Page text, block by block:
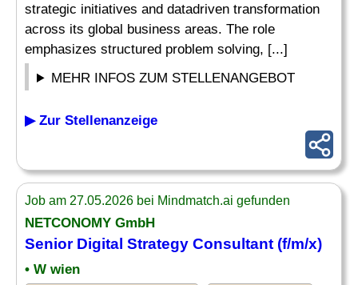
strategic initiatives and datadriven transformation
across its global business areas. The role
emphasizes structured problem solving, [...]
MEHR INFOS ZUM STELLENANGEBOT
▶ Zur Stellenanzeige
Job am 27.05.2026 bei Mindmatch.ai gefunden
NETCONOMY GmbH
Senior Digital Strategy Consultant (f/m/x)
• W wien